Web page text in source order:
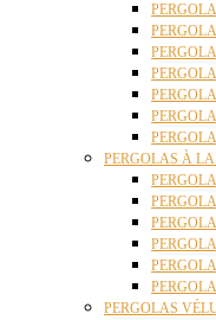
PERGOLAS À
PERGOLAS